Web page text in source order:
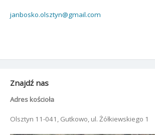
janbosko.olsztyn@gmail.com
Znajdź nas
Adres kościoła
Olsztyn 11-041, Gutkowo, ul. Żółkiewskiego 1